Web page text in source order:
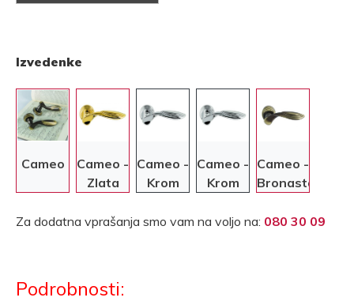
Izvedenke
Cameo
Cameo -
Zlata
Cameo -
Krom
Cameo -
Krom
Cameo -
Bronasta
Za dodatna vprašanja smo vam na voljo na: 080 30 09
Podrobnosti: